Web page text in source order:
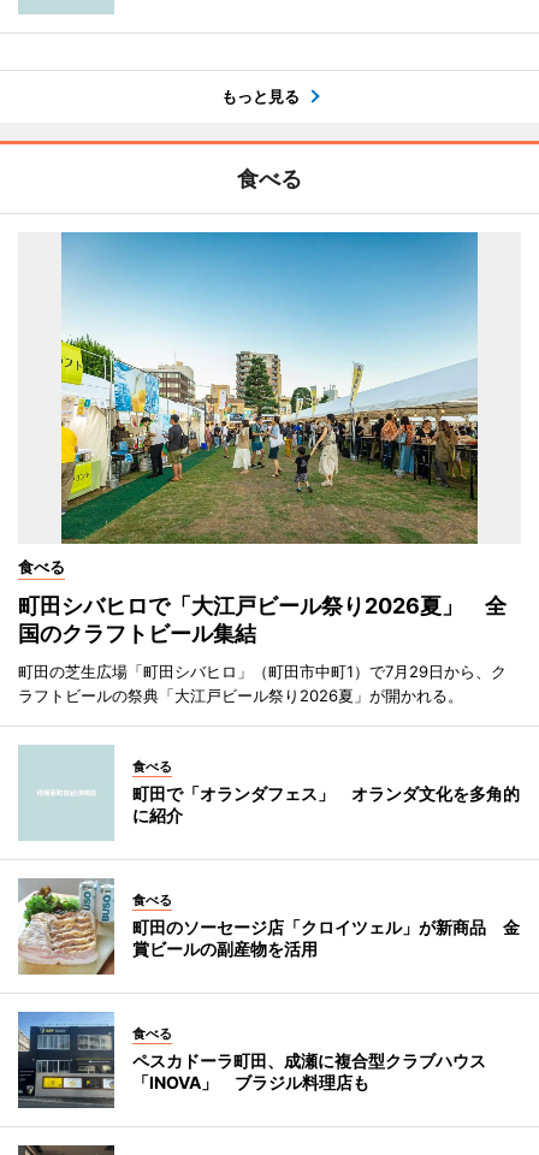
もっと見る
食べる
食べる
町田シバヒロで「大江戸ビール祭り2026夏」 全
国のクラフトビール集結
町田の芝生広場「町田シバヒロ」（町田市中町1）で7月29日から、ク
ラフトビールの祭典「大江戸ビール祭り2026夏」が開かれる。
食べる
町田で「オランダフェス」 オランダ文化を多角的
に紹介
食べる
町田のソーセージ店「クロイツェル」が新商品 金
賞ビールの副産物を活用
食べる
ペスカドーラ町田、成瀬に複合型クラブハウス
「INOVA」 ブラジル料理店も